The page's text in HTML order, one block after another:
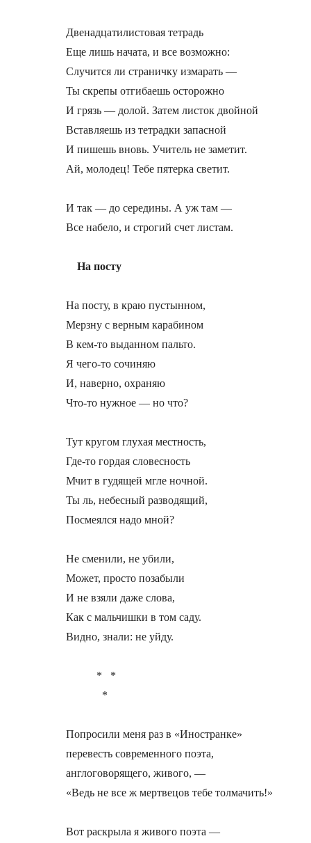
Двенадцатилистовая тетрадь
Еще лишь начата, и все возможно:
Случится ли страничку измарать —
Ты скрепы отгибаешь осторожно
И грязь — долой. Затем листок двойной
Вставляешь из тетрадки запасной
И пишешь вновь. Учитель не заметит.
Ай, молодец! Тебе пятерка светит.
И так — до середины. А уж там —
Все набело, и строгий счет листам.
На посту
На посту, в краю пустынном,
Мерзну с верным карабином
В кем-то выданном пальто.
Я чего-то сочиняю
И, наверно, охраняю
Что-то нужное — но что?
Тут кругом глухая местность,
Где-то гордая словесность
Мчит в гудящей мгле ночной.
Ты ль, небесный разводящий,
Посмеялся надо мной?
Не сменили, не убили,
Может, просто позабыли
И не взяли даже слова,
Как с мальчишки в том саду.
Видно, знали: не уйду.
           *   *
             *
Попросили меня раз в «Иностранке»
перевесть современного поэта,
англоговорящего, живого, —
«Ведь не все ж мертвецов тебе толмачить!»
Вот раскрыла я живого поэта —